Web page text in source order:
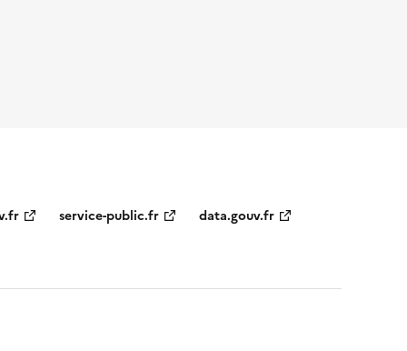
service-public.fr data.gouv.fr